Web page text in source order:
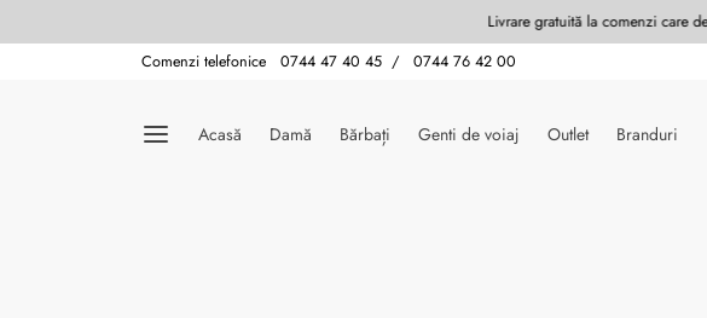
Comenzi telefonice 0744 47 40 45 / 0744 76 42 00
Acasă Damă Bărbați Genti de voiaj Outlet Branduri